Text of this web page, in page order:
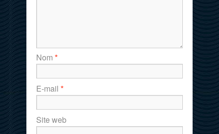
Nom *
E-mail *
Site web